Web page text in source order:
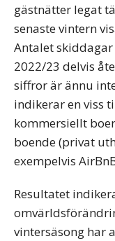
gästnätter legat
senaste vintern
Antalet skiddagar
2022/23 delvis
siffror är ännu
indikerar en viss
kommersiellt
boende (privat
exempelvis
Resultatet
vintersäsong har